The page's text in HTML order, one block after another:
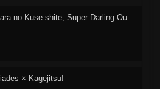
Ateuma Chara no Kuse shite, Super Darling Ouji ni Chouai sareteimasu.
× Kagejitsu!